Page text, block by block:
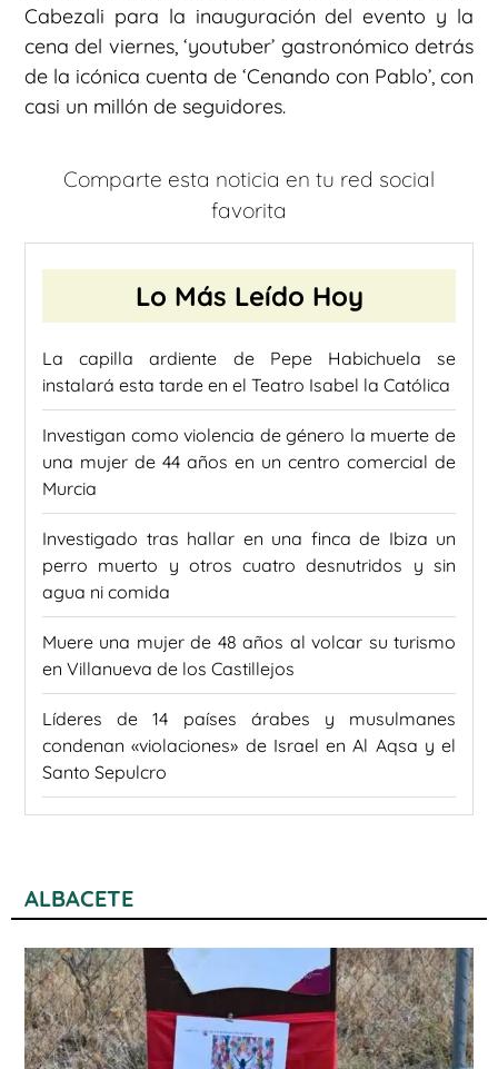
Cabezali para la inauguración del evento y la
cena del viernes, ‘youtuber’ gastronómico detrás
de la icónica cuenta de ‘Cenando con Pablo’, con
casi un millón de seguidores.
Comparte esta noticia en tu red social
favorita
Lo Más Leído Hoy
La capilla ardiente de Pepe Habichuela se
instalará esta tarde en el Teatro Isabel la Católica
Investigan como violencia de género la muerte de
una mujer de 44 años en un centro comercial de
Murcia
Investigado tras hallar en una finca de Ibiza un
perro muerto y otros cuatro desnutridos y sin
agua ni comida
Muere una mujer de 48 años al volcar su turismo
en Villanueva de los Castillejos
Líderes de 14 países árabes y musulmanes
condenan «violaciones» de Israel en Al Aqsa y el
Santo Sepulcro
ALBACETE